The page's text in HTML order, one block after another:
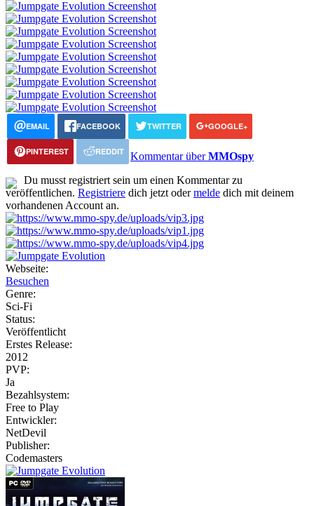
EMAIL FACEBOOK TWITTER GOOGLE+
PINTEREST REDDIT Kommentar überMMOspy
Du musst registriert sein um einen Kommentar zu
veröffentlichen. Registriere dich jetzt odermelde dich mit deinem
vorhandenen Account an.
Webseite:
Besuchen
Genre:
Sci-Fi
Status:
Veröffentlicht
Erstes Release:
2012
PVP:
Ja
Bezahlsystem:
Free to Play
Entwickler:
NetDevil
Publisher:
Codemasters